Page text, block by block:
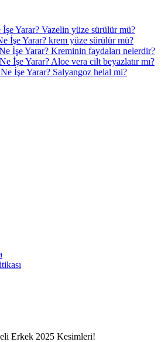
Yarar? Vazelin yüze sürülür mü?
İşe Yarar? krem yüze sürülür mü?
İşe Yarar? Kreminin faydaları nelerdir?
İşe Yarar? Aloe vera cilt beyazlatır mı?
İşe Yarar? Salyangoz helal mi?
Erkek 2025 Kesimleri!